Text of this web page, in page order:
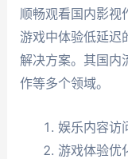
顺畅观看国内影视
游戏中体验低延迟
解决方案。其国内
作等多个领域。
娱乐内容访
游戏体验优